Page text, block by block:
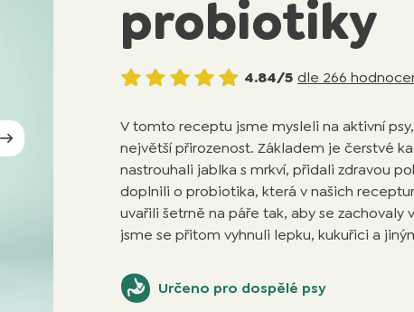
probiotiky
4.84/5 dle 266
V tomto receptu jsme mysleli na aktivní
největší přirozenost. Základem je čerstvé
nastrouhali jablka s mrkví, přidali zdravou
doplnili o probiotika, která v našich
uvařili šetrně na páře tak, aby se
jsme se přitom vyhnuli lepku, kukuřici a
Určeno pro dospělé psy